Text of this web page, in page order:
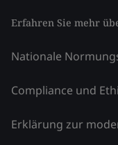
Erfahren Sie mehr
Nationale
Compliance und
Erklärung zur